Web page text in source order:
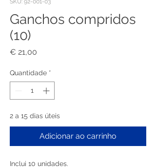
SKU: 92-001-03
Ganchos compridos
(10)
€ 21,00
Quantidade *
2 a 15 dias úteis
Adicionar ao carrinho
Inclui 10 unidades.